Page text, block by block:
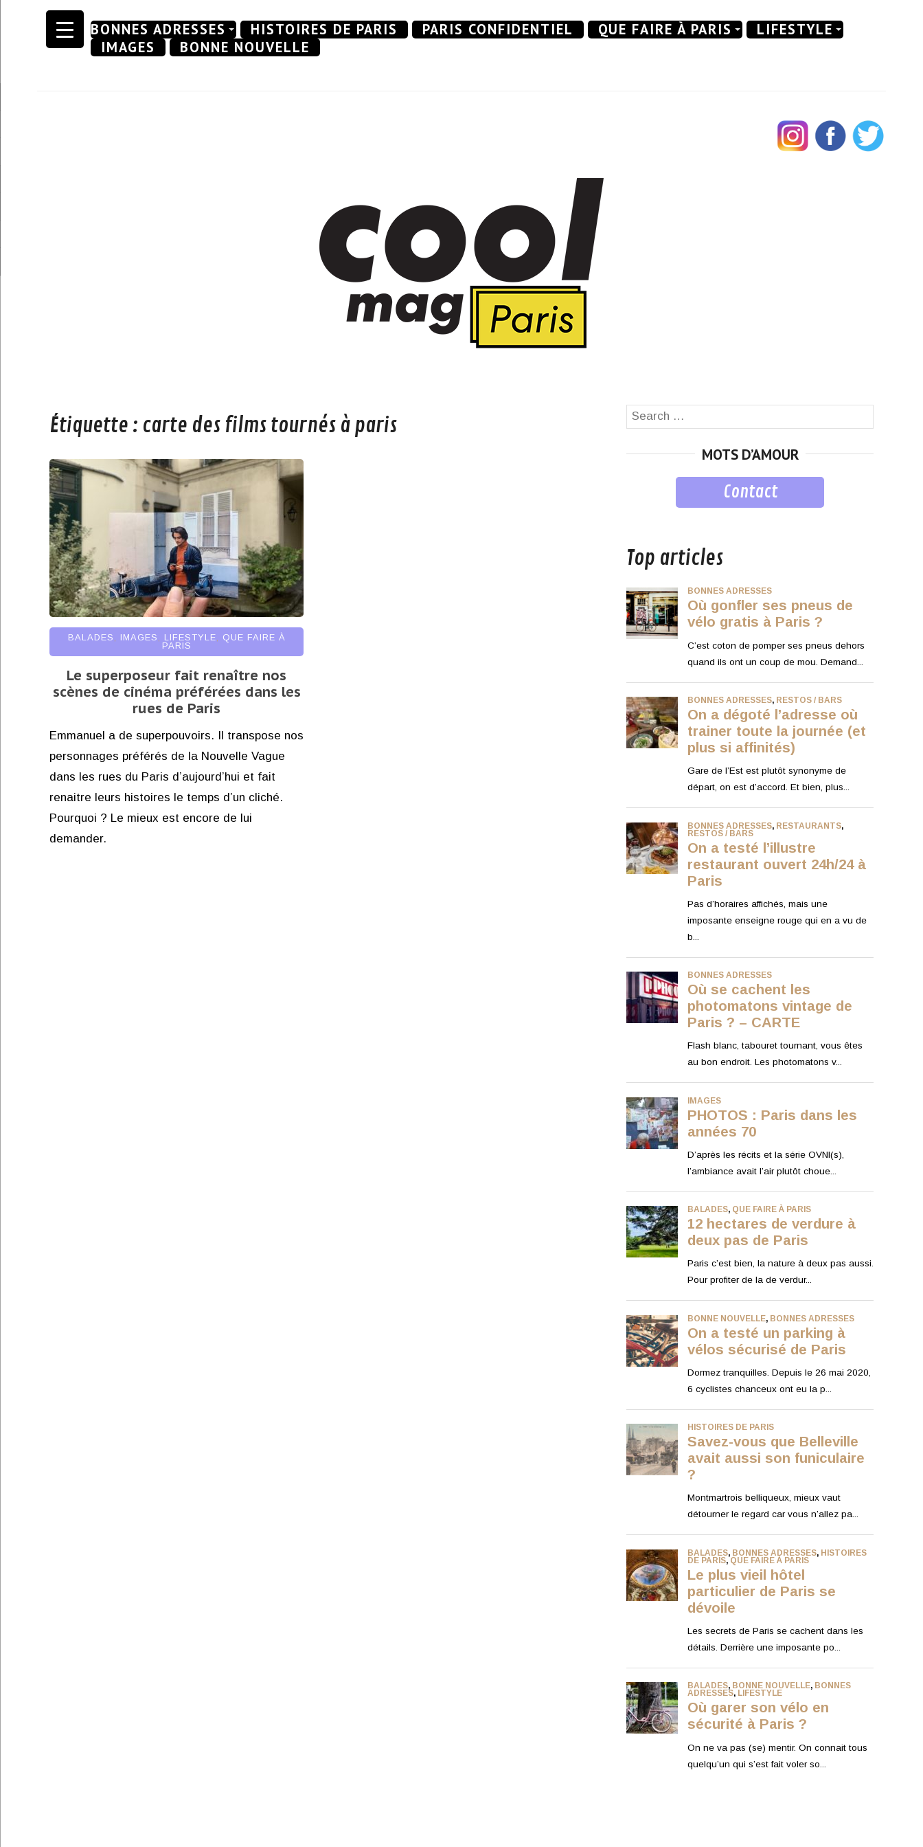
Skip
BONNES ADRESSES HISTOIRES DE PARIS PARIS CONFIDENTIEL QUE FAIRE À PARIS
LIFESTYLE
IMAGES
BONNE NOUVELLE
Étiquette : carte des films tournés à paris
BALADES IMAGES LIFESTYLE
QUE FAIRE À
PARIS
Le superposeur fait renaître nos
scènes de cinéma préférées dans les
rues de Paris
Emmanuel a de superpouvoirs. Il transpose nos
personnages préférés de la Nouvelle Vague
dans les rues du Paris d’aujourd’hui et fait
renaitre leurs histoires le temps d’un cliché.
Pourquoi ? Le mieux est encore de lui
demander.
Search
MOTS D’AMOUR
Contact
Top articles